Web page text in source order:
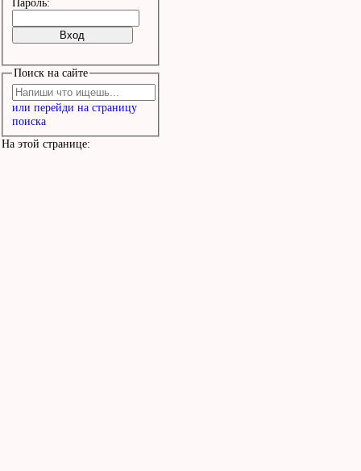
Поиск на сайте
или перейди на страницу
поиска
На этой странице: